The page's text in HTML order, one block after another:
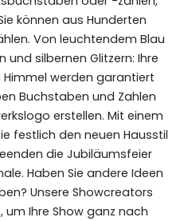
können aus Hunderten
Von leuchtendem Blau
und silbernen Glitzern: Ihre
werden garantiert
Buchstaben und Zahlen
erstellen. Mit einem
festlich den neuen Hausstil
die Jubiläumsfeier
Haben Sie andere Ideen
Unsere Showcreators
Ihre Show ganz nach